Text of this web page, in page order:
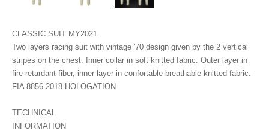
CLASSIC SUIT MY2021
Two layers racing suit with vintage '70 design given by the 2 vertical
stripes on the chest. Inner collar in soft knitted fabric. Outer layer in
fire retardant fiber, inner layer in confortable breathable knitted fabric.
FIA 8856-2018 HOLOGATION
TECHNICAL
INFORMATION